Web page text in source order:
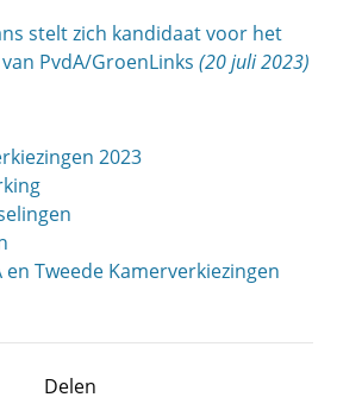
stelt zich kandidaat voor het
PvdA/GroenLinks (20 juli 2023)
2023
en Tweede Kamerverkiezingen
Delen